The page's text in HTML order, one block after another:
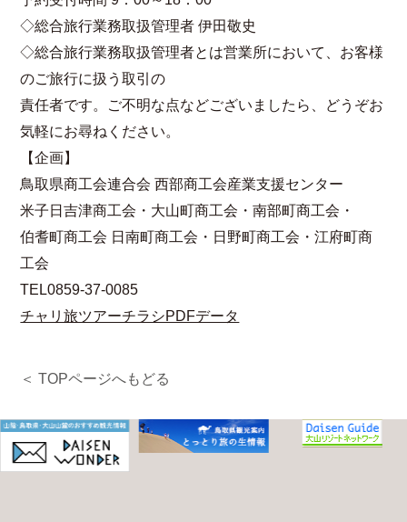
◇総合旅行業務取扱管理者 伊田敬史
◇総合旅行業務取扱管理者とは営業所において、お客様
のご旅行に扱う取引の
責任者です。ご不明な点などございましたら、どうぞお
気軽にお尋ねください。
【企画】
鳥取県商工会連合会 西部商工会産業支援センター
米子日吉津商工会・大山町商工会・南部町商工会・
伯耆町商工会 日南町商工会・日野町商工会・江府町商
工会
TEL0859-37-0085
チャリ旅ツアーチラシPDFデータ
＜ TOPページへもどる